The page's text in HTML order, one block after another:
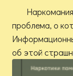
проблема, о
об этой